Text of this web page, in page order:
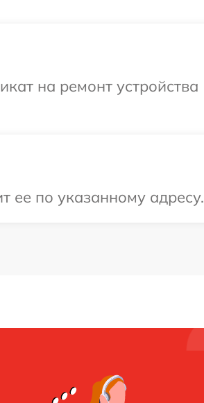
на ремонт устройства
ее по указанному адресу.